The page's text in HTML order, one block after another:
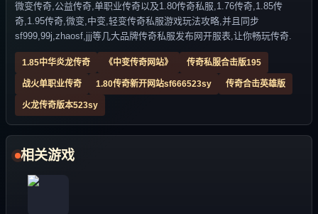
微变传奇,公益传奇,单职业传奇以及1.80传奇私服,1.76传奇,1.85传
奇,1.95传奇,微变,中变,轻变传奇私服游戏玩法攻略,并且同步
sf999,99j,zhaosf,jjj等几大品牌传奇私服发布网开服表,让你畅玩传奇.
1.85中华炎龙传奇 《中变传奇网站》 传奇私服合击版195
战火单职业传奇 1.80传奇新开网站sf666523sy 传奇合击英雄版
火龙传奇版本523sy
相关游戏